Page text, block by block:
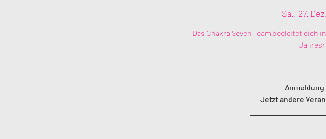
Sa., 27. Dez.
Das Chakra Seven Team begleitet dich
Jetzt andere